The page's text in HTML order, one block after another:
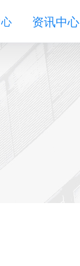
资讯中心